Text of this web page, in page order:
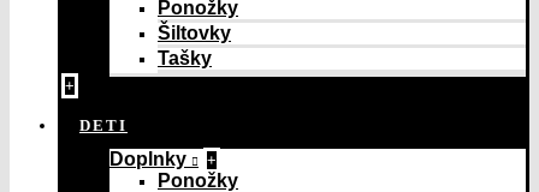
Ponožky
Šiltovky
Tašky
+
DETI
Doplnky +
Ponožky